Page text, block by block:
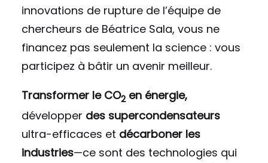
innovations de rupture de l’équipe de
chercheurs de Béatrice Sala, vous ne
financez pas seulement la science : vous
participez à bâtir un avenir meilleur.
Transformer le CO2 en énergie,
développer des supercondensateurs
ultra-efficaces et décarboner les
industries—ce sont des technologies qui